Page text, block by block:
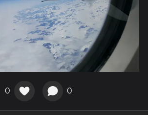
0 0